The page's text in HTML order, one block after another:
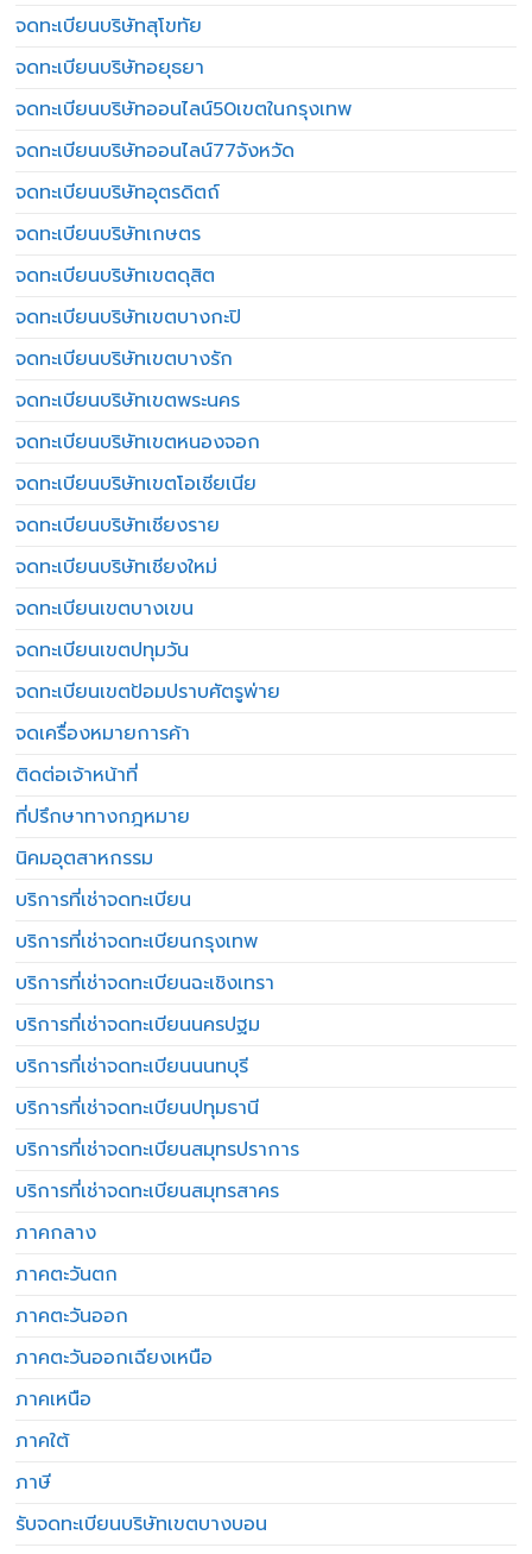
จดทะเบียนบริษัทสุโขทัย
จดทะเบียนบริษัทอยุธยา
จดทะเบียนบริษัทออนไลน์50เขตในกรุงเทพ
จดทะเบียนบริษัทออนไลน์77จังหวัด
จดทะเบียนบริษัทอุตรดิตถ์
จดทะเบียนบริษัทเกษตร
จดทะเบียนบริษัทเขตดุสิต
จดทะเบียนบริษัทเขตบางกะปิ
จดทะเบียนบริษัทเขตบางรัก
จดทะเบียนบริษัทเขตพระนคร
จดทะเบียนบริษัทเขตหนองจอก
จดทะเบียนบริษัทเขตโอเชียเนีย
จดทะเบียนบริษัทเชียงราย
จดทะเบียนบริษัทเชียงใหม่
จดทะเบียนเขตบางเขน
จดทะเบียนเขตปทุมวัน
จดทะเบียนเขตป้อมปราบศัตรูพ่าย
จดเครื่องหมายการค้า
ติดต่อเจ้าหน้าที่
ที่ปรึกษาทางกฎหมาย
นิคมอุตสาหกรรม
บริการที่เช่าจดทะเบียน
บริการที่เช่าจดทะเบียนกรุงเทพ
บริการที่เช่าจดทะเบียนฉะเชิงเทรา
บริการที่เช่าจดทะเบียนนครปฐม
บริการที่เช่าจดทะเบียนนนทบุรี
บริการที่เช่าจดทะเบียนปทุมธานี
บริการที่เช่าจดทะเบียนสมุทรปราการ
บริการที่เช่าจดทะเบียนสมุทรสาคร
ภาคกลาง
ภาคตะวันตก
ภาคตะวันออก
ภาคตะวันออกเฉียงเหนือ
ภาคเหนือ
ภาคใต้
ภาษี
รับจดทะเบียนบริษัทเขตบางบอน